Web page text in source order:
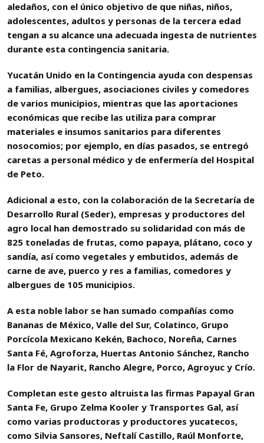
aledaños, con el único objetivo de que niñas, niños,
adolescentes, adultos y personas de la tercera edad
tengan a su alcance una adecuada ingesta de nutrientes
durante esta contingencia sanitaria.
Yucatán Unido en la Contingencia ayuda con despensas
a familias, albergues, asociaciones civiles y comedores
de varios municipios, mientras que las aportaciones
económicas que recibe las utiliza para comprar
materiales e insumos sanitarios para diferentes
nosocomios; por ejemplo, en días pasados, se entregó
caretas a personal médico y de enfermería del Hospital
de Peto.
Adicional a esto, con la colaboración de la Secretaría de
Desarrollo Rural (Seder), empresas y productores del
agro local han demostrado su solidaridad con más de
825 toneladas de frutas, como papaya, plátano, coco y
sandía, así como vegetales y embutidos, además de
carne de ave, puerco y res a familias, comedores y
albergues de 105 municipios.
A esta noble labor se han sumado compañías como
Bananas de México, Valle del Sur, Colatinco, Grupo
Porcícola Mexicano Kekén, Bachoco, Noreña, Carnes
Santa Fé, Agroforza, Huertas Antonio Sánchez, Rancho
la Flor de Nayarit, Rancho Alegre, Porco, Agroyuc y Crío.
Completan este gesto altruista las firmas Papayal Gran
Santa Fe, Grupo Zelma Kooler y Transportes Gal, así
como varias productoras y productores yucatecos,
como Silvia Sansores, Neftalí Castillo, Raúl Monforte,